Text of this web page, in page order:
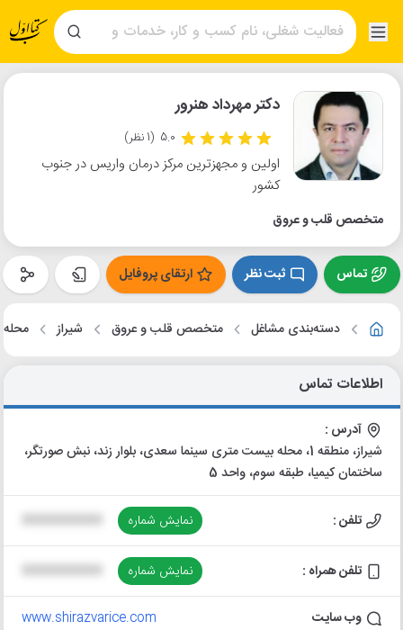
دکتر مهرداد هنرور
5.0 (1 نظر)
اولین و مجهزترین مرکز درمان واریس در جنوب
کشور
متخصص قلب و عروق
تماس ثبت نظر ارتقای پروفایل
دسته‌بندی مشاغل متخصص قلب و عروق شیراز
اطلاعات تماس
آدرس :
شیراز، منطقه 1، محله بیست متری سینما سعدی، بلوار زند، نبش صورتگر،
ساختمان کیمیا، طبقه سوم، واحد 5
تلفن : نمایش شماره
تلفن همراه : نمایش شماره
وب سایت www.shirazvarice.com